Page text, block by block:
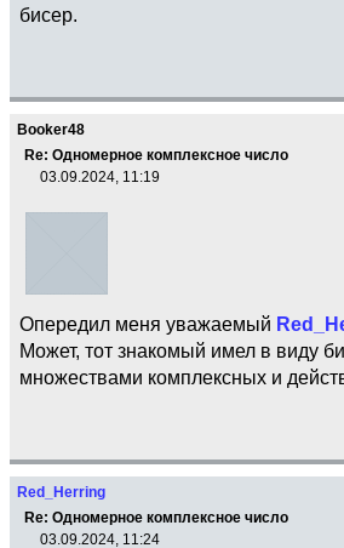
бисер.
Booker48
Re: Одномерное комплексное число
03.09.2024, 11:19
Опередил меня уважаемый
Может, тот знакомый имел в виду
множествами комплексных и
Red_Herring
Re: Одномерное комплексное число
03.09.2024, 11:24